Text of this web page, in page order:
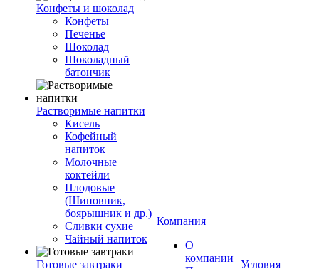
Конфеты и шоколад
Конфеты
Печенье
Шоколад
Шоколадный
батончик
Растворимые напитки
Кисель
Кофейный
напиток
Молочные
коктейли
Плодовые
(Шиповник,
боярышник и др.)
Сливки сухие
Чайный напиток
Готовые завтраки
Компания
О
компании
Условия